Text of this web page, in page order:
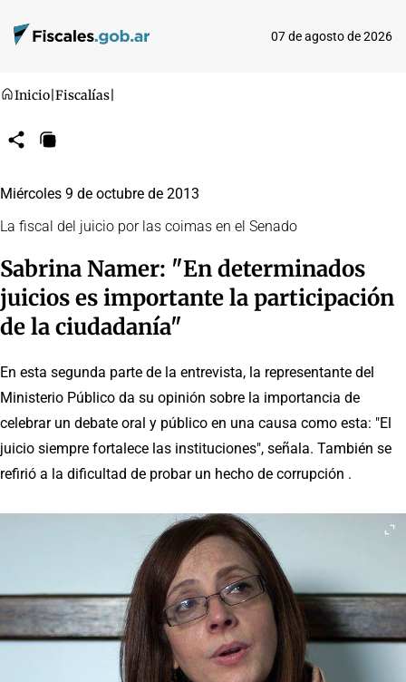
07 de agosto de 2026
Inicio Fiscalías
CompartirCopiar
Miércoles 9 de octubre de 2013
La fiscal del juicio por las coimas en el Senado
Sabrina Namer: "En determinados
juicios es importante la participación
de la ciudadanía"
En esta segunda parte de la entrevista, la representante del
Ministerio Público da su opinión sobre la importancia de
celebrar un debate oral y público en una causa como esta: "El
juicio siempre fortalece las instituciones", señala. También se
refirió a la dificultad de probar un hecho de corrupción .